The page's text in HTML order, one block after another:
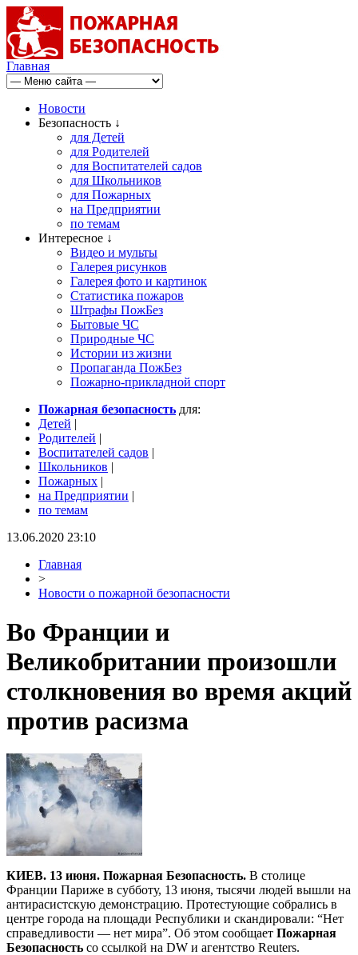
Главная
Новости
Безопасность ↓
для Детей
для Родителей
для Воспитателей садов
для Школьников
для Пожарных
на Предприятии
по темам
Интересное ↓
Видео и мульты
Галерея рисунков
Галерея фото и картинок
Статистика пожаров
Штрафы ПожБез
Бытовые ЧС
Природные ЧС
Истории из жизни
Пропаганда ПожБез
Пожарно-прикладной спорт
Пожарная безопасность для:
Детей |
Родителей |
Воспитателей садов |
Школьников |
Пожарных |
на Предприятии |
по темам
13.06.2020 23:10
Главная
>
Новости о пожарной безопасности
Во Франции и
Великобритании произошли
столкновения во время акций
против расизма
КИЕВ. 13 июня. Пожарная Безопасность. В столице
Франции Париже в субботу, 13 июня, тысячи людей вышли на
антирасистскую демонстрацию. Протестующие собрались в
центре города на площади Республики и скандировали: “Нет
справедливости — нет мира”. Об этом сообщает Пожарная
Безопасность со ссылкой на DW и агентство Reuters.